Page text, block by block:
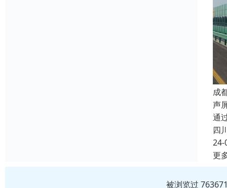
成
声
通
四
24-
更
被浏览过